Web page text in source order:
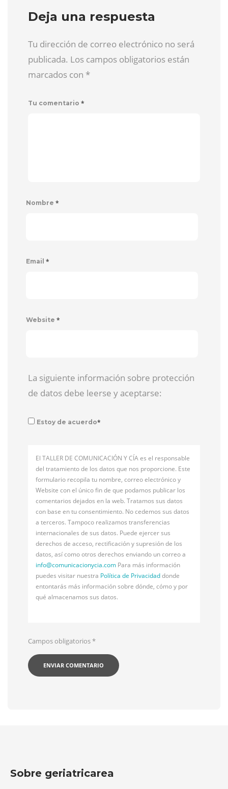
Deja una respuesta
Tu dirección de correo electrónico no será
publicada. Los campos obligatorios están
marcados con *
Tu comentario *
Nombre *
Email *
Website *
La siguiente información sobre protección
de datos debe leerse y aceptarse:
Estoy de acuerdo*
El TALLER DE COMUNICACIÓN Y CÍA es el responsable
del tratamiento de los datos que nos proporcione. Este
formulario recopila tu nombre, correo electrónico y
Website con el único fin de que podamos publicar los
comentarios dejados en la web. Tratamos sus datos
con base en tu consentimiento. No cedemos sus datos
a terceros. Tampoco realizamos transferencias
internacionales de sus datos. Puede ejercer sus
derechos de acceso, rectificación y supresión de los
datos, así como otros derechos enviando un correo a
info@comunicacionycia.com Para más información
puedes visitar nuestra Política de Privacidaddonde
entontarás más información sobre dónde, cómo y por
qué almacenamos sus datos.
Campos obligatorios*
Sobre geriatricarea